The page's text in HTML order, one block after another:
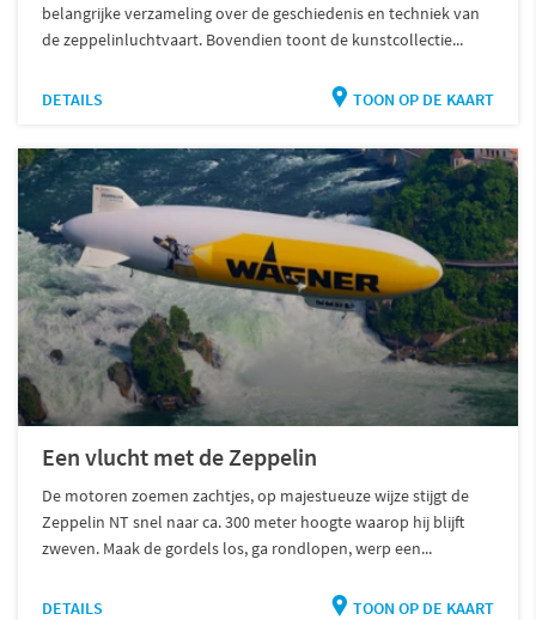
belangrijke verzameling over de geschiedenis en techniek van
de zeppelinluchtvaart. Bovendien toont de kunstcollectie...
DETAILS TOON OP DE KAART
Een vlucht met de Zeppelin
De motoren zoemen zachtjes, op majestueuze wijze stijgt de
Zeppelin NT snel naar ca. 300 meter hoogte waarop hij blijft
zweven. Maak de gordels los, ga rondlopen, werp een...
DETAILS TOON OP DE KAART